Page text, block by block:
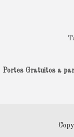
Portes Gratuitos a